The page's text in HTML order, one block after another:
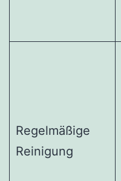
Regelmäßige
Reinigung